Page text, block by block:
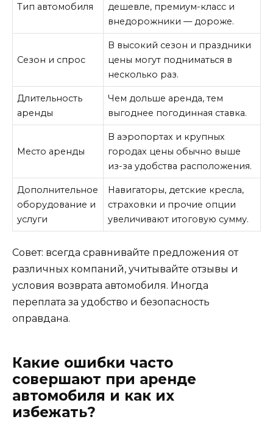
Тип автомобиля
дешевле, премиум-класс и
внедорожники — дороже.
Сезон и спрос
В высокий сезон и праздники
цены могут подниматься в
несколько раз.
Длительность
аренды
Чем дольше аренда, тем
выгоднее погодинная ставка.
Место аренды
В аэропортах и крупных
городах цены обычно выше
из-за удобства расположения.
Дополнительное
оборудование и
услуги
Навигаторы, детские кресла,
страховки и прочие опции
увеличивают итоговую сумму.
Совет: всегда сравнивайте предложения от
различных компаний, учитывайте отзывы и
условия возврата автомобиля. Иногда
переплата за удобство и безопасность
оправдана.
Какие ошибки часто
совершают при аренде
автомобиля и как их
избежать?